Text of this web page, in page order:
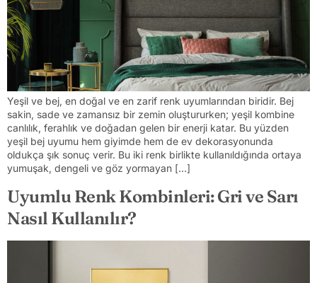
Yeşil ve bej, en doğal ve en zarif renk uyumlarından biridir. Bej
sakin, sade ve zamansız bir zemin oluştururken; yeşil kombine
canlılık, ferahlık ve doğadan gelen bir enerji katar. Bu yüzden
yeşil bej uyumu hem giyimde hem de ev dekorasyonunda
oldukça şık sonuç verir. Bu iki renk birlikte kullanıldığında ortaya
yumuşak, dengeli ve göz yormayan […]
Uyumlu Renk Kombinleri: Gri ve Sarı
Nasıl Kullanılır?